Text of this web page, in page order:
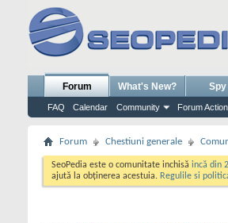
Forum
FAQ Calendar Community Forum
What's New? Spy
Forum Chestiuni generale
SeoPedia este o comunitate inchisă incă din
ajută la obținerea acestuia. Regulile si